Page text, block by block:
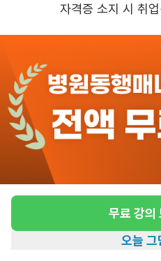
(청량리 동부@) /1등급
신/11:30~14:30( 또
6일/ 요양사님 모십니다.
급여
시급
근무유형
주6일근무
평일 : (근
자격증 소지 시 취
무료 강의
오늘 그